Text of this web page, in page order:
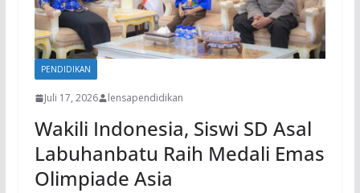
PENDIDIKAN
Juli 17, 2026 lensapendidikan
Wakili Indonesia, Siswi SD Asal
Labuhanbatu Raih Medali Emas
Olimpiade Asia